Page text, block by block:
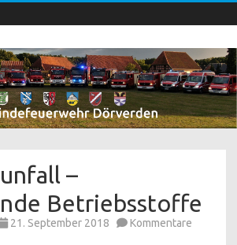
Dörverden
Direkt
zum
Inhalt
springen
–
Betriebsstoffe
21. September 2018
Kommentare